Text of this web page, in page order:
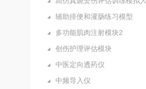
辅助排便和灌肠练习模型
多功能肌肉注射模块2
创伤护理评估模块
中医定向透药仪
中频导入仪